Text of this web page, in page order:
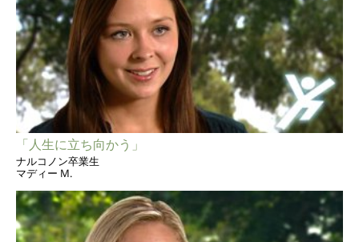
「人生に立ち向かう」
ナルコノン卒業生
マディー M.